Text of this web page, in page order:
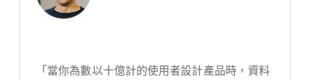
「當你​為​數​以​十億計​的​使用​者​設計​產品​時，​資料​